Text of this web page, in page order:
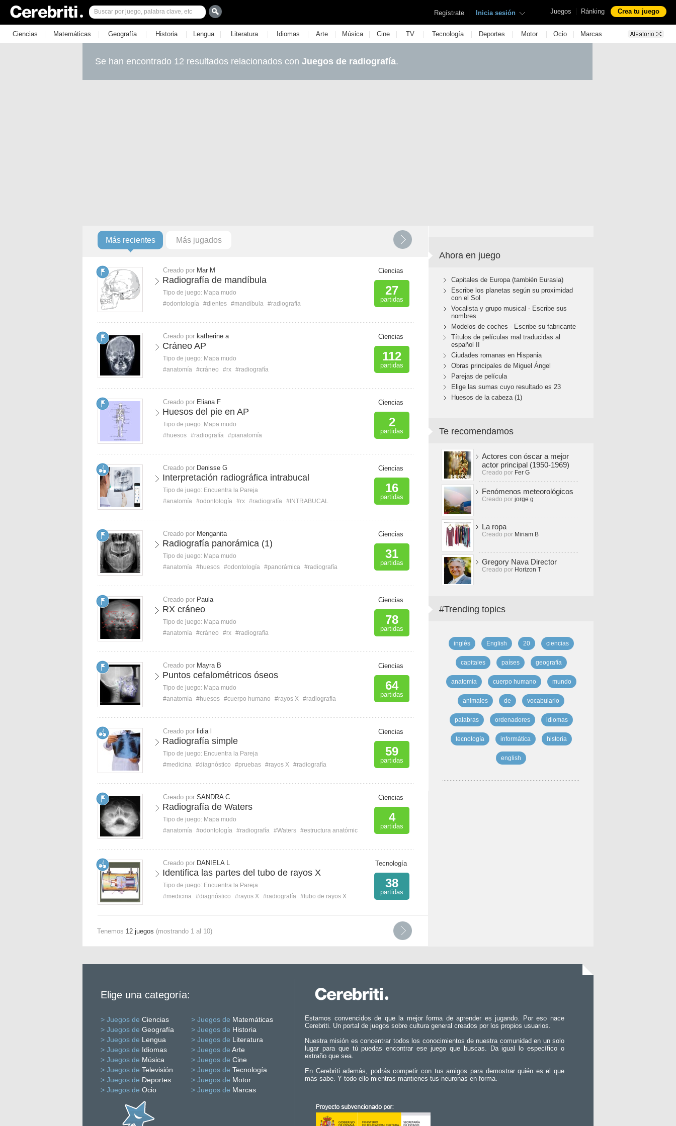
Juegos | Ránking Crea tu juego
Regístrate | Inicia sesión
Ciencias | Matemáticas | Geografía | Historia | Lengua | Literatura | Idiomas | Arte | Música | Cine | TV | Tecnología | Deportes | Motor | Ocio | Marcas
Se han encontrado 12 resultados relacionados con Juegos de radiografía.
Más recientes Más jugados
Creado por Mar M
Radiografía de mandíbula
Tipo de juego: Mapa mudo
#odontología #dientes #mandíbula #radiografía
Ciencias
27
partidas
Creado por katherine a
Cráneo AP
Tipo de juego: Mapa mudo
#anatomía #cráneo #rx #radiografía
Ciencias
112
partidas
Creado por Eliana F
Huesos del pie en AP
Tipo de juego: Mapa mudo
#huesos #radiografía #pianatomía
Ciencias
2
partidas
Creado por Denisse G
Interpretación radiográfica intrabucal
Tipo de juego: Encuentra la Pareja
#anatomía #odontología #rx #radiografía #INTRABUCAL
Ciencias
16
partidas
Creado por Menganita
Radiografía panorámica (1)
Tipo de juego: Mapa mudo
#anatomía #huesos #odontología #panorámica #radiografía
Ciencias
31
partidas
Creado por Paula
RX cráneo
Tipo de juego: Mapa mudo
#anatomía #cráneo #rx #radiografía
Ciencias
78
partidas
Creado por Mayra B
Puntos cefalométricos óseos
Tipo de juego: Mapa mudo
#anatomía #huesos #cuerpo humano #rayos X #radiografía
Ciencias
64
partidas
Creado por lidia l
Radiografía simple
Tipo de juego: Encuentra la Pareja
#medicina #diagnóstico #pruebas #rayos X #radiografía
Ciencias
59
partidas
Creado por SANDRA C
Radiografía de Waters
Tipo de juego: Mapa mudo
#anatomía #odontología #radiografía #Waters #estructura anatómic
Ciencias
4
partidas
Creado por DANIELA L
Identifica las partes del tubo de rayos X
Tipo de juego: Encuentra la Pareja
#medicina #diagnóstico #rayos X #radiografía #tubo de rayos X
Tecnología
38
partidas
Tenemos 12 juegos (mostrando 1 al 10)
Ahora en juego
Capitales de Europa (también Eurasia)
Escribe los planetas según su proximidad
con el Sol
Vocalista y grupo musical - Escribe sus
nombres
Modelos de coches - Escribe su fabricante
Títulos de películas mal traducidas al
español II
Ciudades romanas en Hispania
Obras principales de Miguel Ángel
Parejas de película
Elige las sumas cuyo resultado es 23
Huesos de la cabeza (1)
Te recomendamos
Actores con óscar a mejor
actor principal (1950-1969)
Creado por Fer G
Fenómenos meteorológicos
Creado por jorge g
La ropa
Creado por Miriam B
Gregory Nava Director
Creado por Horizon T
#Trending topics
inglés English 20 ciencias
capitales países geografía
anatomía cuerpo humano mundo
animales de vocabulario
palabras ordenadores idiomas
tecnología informática historia
english
Elige una categoría:
> Juegos de Ciencias > Juegos de Matemáticas
> Juegos de Geografía > Juegos de Historia
> Juegos de Lengua > Juegos de Literatura
> Juegos de Idiomas > Juegos de Arte
> Juegos de Música > Juegos de Cine
> Juegos de Televisión > Juegos de Tecnología
> Juegos de Deportes > Juegos de Motor
> Juegos de Ocio > Juegos de Marcas
Estamos convencidos de que la mejor forma de aprender es jugando. Por eso nace
Cerebriti. Un portal de juegos sobre cultura general creados por los propios usuarios.
Nuestra misión es concentrar todos los conocimientos de nuestra comunidad en un solo
lugar para que tú puedas encontrar ese juego que buscas. Da igual lo específico o
extraño que sea.
En Cerebriti además, podrás competir con tus amigos para demostrar quién es el que
más sabe. Y todo ello mientras mantienes tus neuronas en forma.